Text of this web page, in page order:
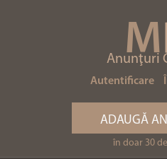
M
Anunţuri
Autentificare
ADAUGĂ
în doar 30